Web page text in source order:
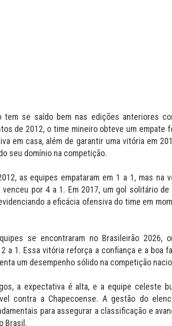
tem se saído bem nas edições anteriores
de 2012, o time mineiro obteve um empate
em casa, além de garantir uma vitória em
seu domínio na competição.
as equipes empataram em 1 a 1, mas na
por 4 a 1. Em 2017, um gol solitário de
a eficácia ofensiva do time em
se encontraram no Brasileirão 2026,
a 1. Essa vitória reforça a confiança e a boa
um desempenho sólido na competição
a expectativa é alta, e a equipe celeste
contra a Chapecoense. A gestão do
para assegurar a classificação e
Brasil.